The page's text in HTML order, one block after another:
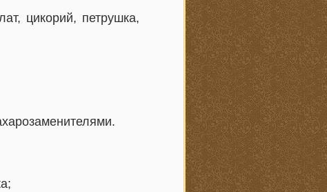
цикорий, петрушка,